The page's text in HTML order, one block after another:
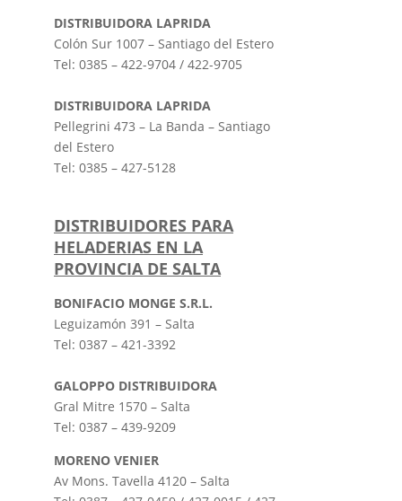
DISTRIBUIDORA LAPRIDA
Colón Sur 1007 – Santiago del Estero
Tel: 0385 – 422-9704 / 422-9705
DISTRIBUIDORA LAPRIDA
Pellegrini 473 – La Banda – Santiago
del Estero
Tel: 0385 – 427-5128
DISTRIBUIDORES PARA
HELADERIAS EN LA
PROVINCIA DE SALTA
BONIFACIO MONGE S.R.L.
Leguizamón 391 – Salta
Tel: 0387 – 421-3392
GALOPPO DISTRIBUIDORA
Gral Mitre 1570 – Salta
Tel: 0387 – 439-9209
MORENO VENIER
Av Mons. Tavella 4120 – Salta